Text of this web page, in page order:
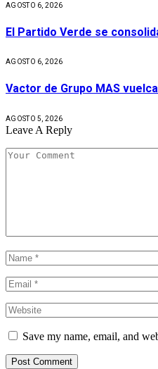
AGOSTO 6, 2026
El Partido Verde se
AGOSTO 6, 2026
Vactor de Grupo MAS
AGOSTO 5, 2026
Leave A Reply
Save my name, email, and